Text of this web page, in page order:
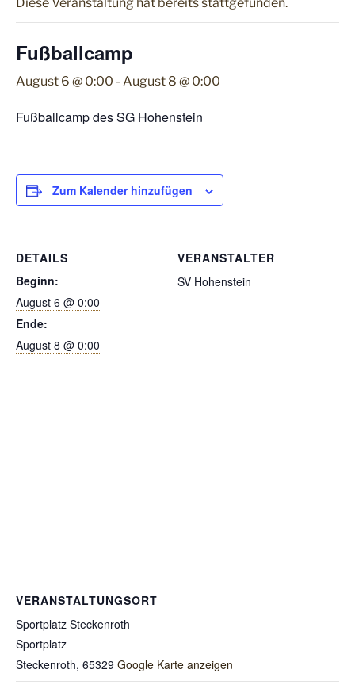
Fußballcamp
August 6 @ 0:00 - August 8 @ 0:00
Fußballcamp des SG Hohenstein
Zum Kalender hinzufügen
DETAILS
Beginn:
August 6 @ 0:00
Ende:
August 8 @ 0:00
VERANSTALTER
SV Hohenstein
VERANSTALTUNGSORT
Sportplatz Steckenroth
Sportplatz
Steckenroth, 65329 Google Karte anzeigen